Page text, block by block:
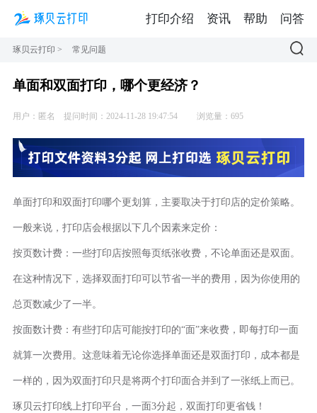
琢贝云打印 > 常见问题
单面和双面打印，哪个更经济？
用户：匿名 提问时间：2024-11-28 19:47:54 浏览量：695
单面打印和双面打印哪个更划算，主要取决于打印店的定价策略。
一般来说，打印店会根据以下几个因素来定价：
按页数计费：一些打印店按照每页纸张收费，不论单面还是双面。
在这种情况下，选择双面打印可以节省一半的费用，因为你使用的
总页数减少了一半。
按面数计费：有些打印店可能按打印的“面”来收费，即每打印一面
就算一次费用。这意味着无论你选择单面还是双面打印，成本都是
一样的，因为双面打印只是将两个打印面合并到了一张纸上而已。
琢贝云打印线上打印平台，一面3分起，双面打印更省钱！
打印介绍 资讯 帮助 问答